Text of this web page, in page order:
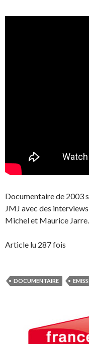
Documentaire de 2003
JMJ avec des
Michel et Maurice Jarre.
Article lu 287 fois
DOCUMENTAIRE